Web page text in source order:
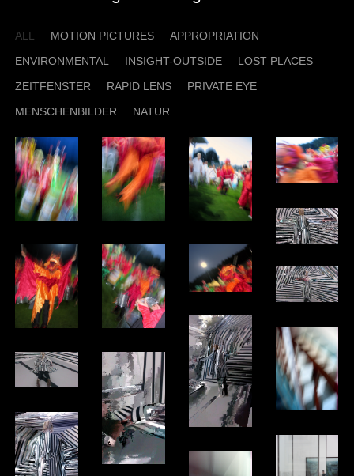
ALL MOTION PICTURES
APPROPRIATION
ENVIRONMENTAL
INSIGHT-OUTSIDE
LOST PLACES
ZEITFENSTER
RAPID LENS
PRIVATE EYE
MENSCHENBILDER
NATUR